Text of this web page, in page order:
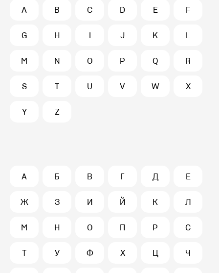
A B C D E F
G H I J K L
M N O P Q R
S T U V W X
Y Z
А Б В Г Д Е
Ж З И Й К Л
М Н О П Р С
Т У Ф Х Ц Ч